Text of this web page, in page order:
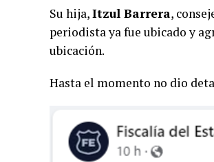
Su hija,Itzul Barrera,
periodista ya fue ubicado y
ubicación.
Hasta el momento no dio